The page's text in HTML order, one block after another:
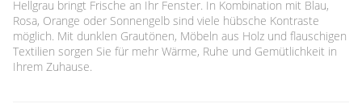
Hellgrau bringt Frische an Ihr Fenster. In Kombination mit Blau,
Rosa, Orange oder Sonnengelb sind viele hübsche Kontraste
möglich. Mit dunklen Grautönen, Möbeln aus Holz und flauschigen
Textilien sorgen Sie für mehr Wärme, Ruhe und Gemütlichkeit in
Ihrem Zuhause.